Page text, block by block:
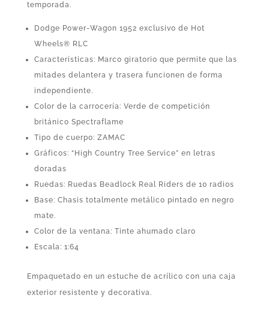
temporada.
Dodge Power-Wagon 1952 exclusivo de Hot
Wheels® RLC
Características: Marco giratorio que permite que las
mitades delantera y trasera funcionen de forma
independiente.
Color de la carrocería: Verde de competición
británico Spectraflame
Tipo de cuerpo: ZAMAC
Gráficos: “High Country Tree Service” en letras
doradas
Ruedas: Ruedas Beadlock Real Riders de 10 radios
Base: Chasis totalmente metálico pintado en negro
mate.
Color de la ventana: Tinte ahumado claro
Escala: 1:64
Empaquetado en un estuche de acrílico con una caja
exterior resistente y decorativa.